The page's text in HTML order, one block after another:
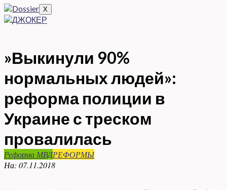
X
»Выкинули 90%
нормальных людей»:
реформа полиции в
Украине с треском
провалилась
Реформа МВДРЕФОРМЫ
На: 07.11.2018